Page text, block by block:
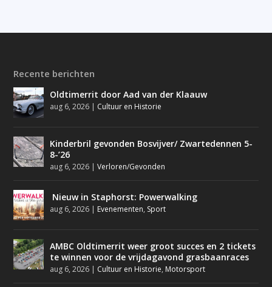
Recente berichten
Oldtimerrit door Aad van der Klaauw
aug 6, 2026 | Cultuur en Historie
Kinderbril gevonden Bosvijver/ Zwartedennen 5-
8-’26
aug 6, 2026 |Verloren/Gevonden
Nieuw in Staphorst: Powerwalking
aug 6, 2026 | Evenementen, Sport
AMBC Oldtimerrit weer groot succes en 2 tickets
te winnen voor de vrijdagavond grasbaanraces
aug 6, 2026 | Cultuur en Historie, Motorsport